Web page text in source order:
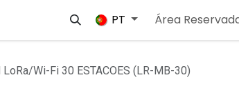
Empregos
PT Área
LoRa/Wi-Fi 30 ESTACOES (LR-MB-30)